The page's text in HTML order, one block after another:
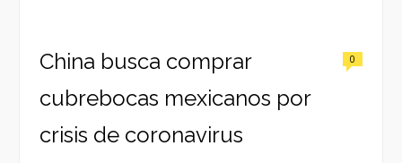
China busca comprar
cubrebocas mexicanos por
crisis de coronavirus
0